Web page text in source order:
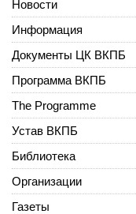
Новости
Информация
Документы ЦК ВКПБ
Программа ВКПБ
The Programme
Устав ВКПБ
Библиотека
Организации
Газеты